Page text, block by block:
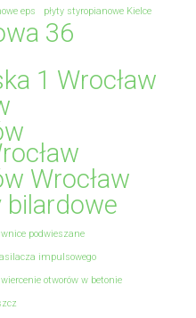
eps płyty styropianowe Kielce
36
1 Wrocław
Wrocław
bilardowe
podwieszane
impulsowego
wiercenie otworów w betonie